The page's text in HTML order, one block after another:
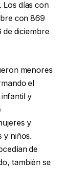
Los días con
con 869
de diciembre
menores
el
y
y
y niños.
de
también se